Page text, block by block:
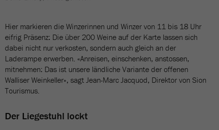
Hier markieren die Winzerinnen und Winzer von 11 bis 18 Uhr
eifrig Präsenz: Die über 200 Weine auf der Karte lassen sich
dabei nicht nur verkosten, sondern auch gleich an der
Laderampe erwerben. «Anreisen, einschenken, anstossen,
mitnehmen: Das ist unsere ländliche Variante der offenen
Walliser Weinkeller», sagt Jean-Marc Jacquod, Direktor von Sion
Tourismus.
Der Liegestuhl lockt